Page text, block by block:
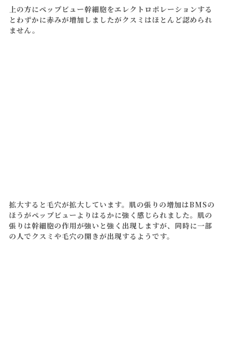
上の方にペップビュー幹細胞をエレクトロポレーションする
とわずかに赤みが増加しましたがクスミはほとんど認められ
ません。
拡大すると毛穴が拡大しています。肌の張りの増加はBMSの
ほうがペップビューよりはるかに強く感じられました。肌の
張りは幹細胞の作用が強いと強く出現しますが、同時に一部
の人でクスミや毛穴の開きが出現するようです。